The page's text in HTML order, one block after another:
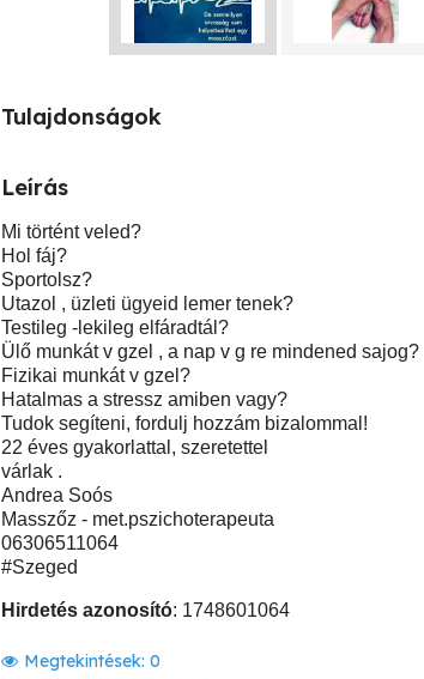
Tulajdonságok
Leírás
Mi történt veled?
Hol fáj?
Sportolsz?
Utazol , üzleti ügyeid lemer tenek?
Testileg -lekileg elfáradtál?
Ülő munkát v gzel , a nap v g re mindened sajog?
Fizikai munkát v gzel?
Hatalmas a stressz amiben vagy?
Tudok segíteni, fordulj hozzám bizalommal!
22 éves gyakorlattal, szeretettel
várlak .
Andrea Soós
Masszőz - met.pszichoterapeuta
06306511064
#Szeged
Hirdetés azonosító: 1748601064
Megtekintések: 0